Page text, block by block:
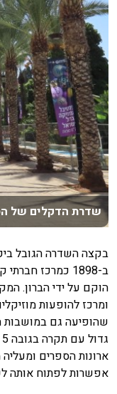
שדרת הדקלים של
בקצה השדרה הגובל
ב-1898 כמרכז
הוקם על ידי הברון.
ומרכז להופעות
שהופיעה גם
ארונות הספרים
אפשרות לפתוח אותה